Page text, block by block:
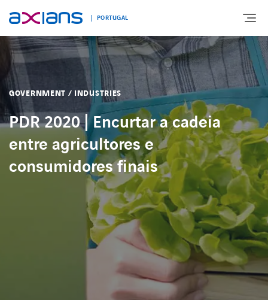
PORTUGAL
EXPERTISE
ENABLING DIGITAL SOCIETY
INDUSTRIES
DIGITAL OFFER
GOVERNMENT / INDUSTRIES
PDR 2020 | Encurtar a cadeia
entre agricultores e
consumidores finais